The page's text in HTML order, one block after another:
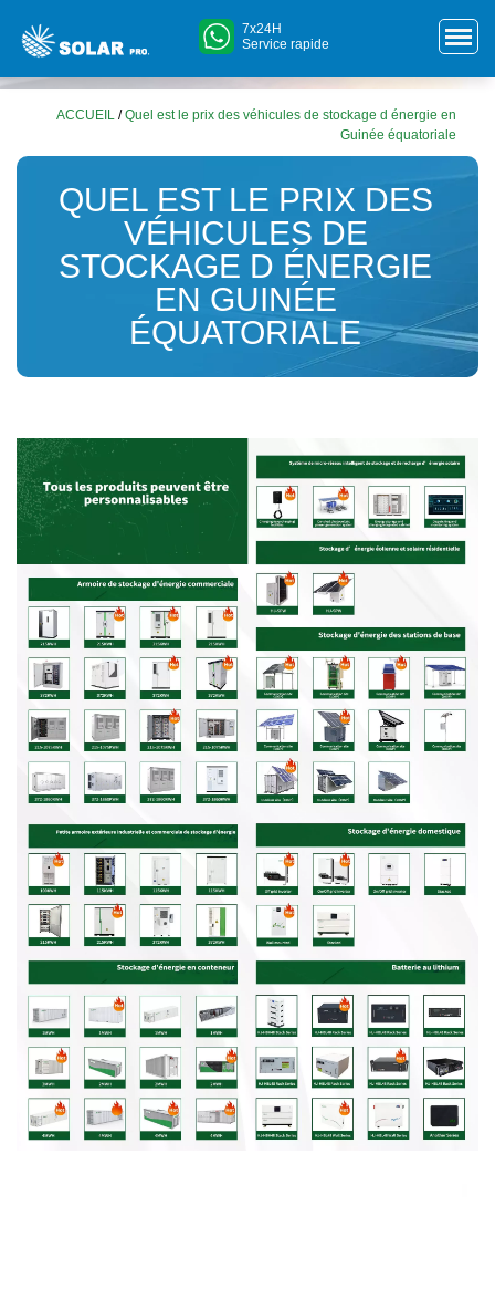
7x24H
Service rapide
ACCUEIL /Quel est le prix des véhicules de stockage d énergie en
Guinée équatoriale
QUEL EST LE PRIX DES
VÉHICULES DE
STOCKAGE D ÉNERGIE
EN GUINÉE
ÉQUATORIALE